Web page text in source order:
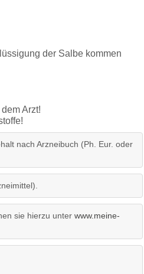
der Salbe kommen
Arzt!
nach Arzneibuch (Ph. Eur. oder
sie hierzu unter www.meine-